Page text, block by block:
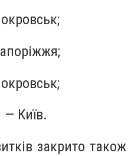
Київ.
закрито також